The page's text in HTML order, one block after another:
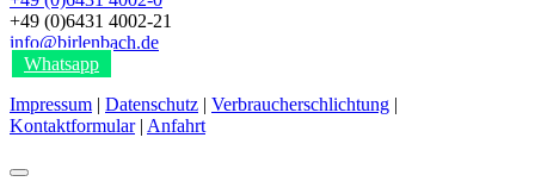
+49 (0)6431 4002-21
info@birlenbach.de
Whatsapp
Impressum | Datenschutz | Verbraucherschlichtung |
Kontaktformular| Anfahrt